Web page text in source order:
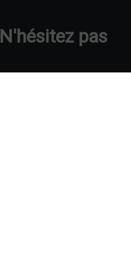
N'hésitez pas